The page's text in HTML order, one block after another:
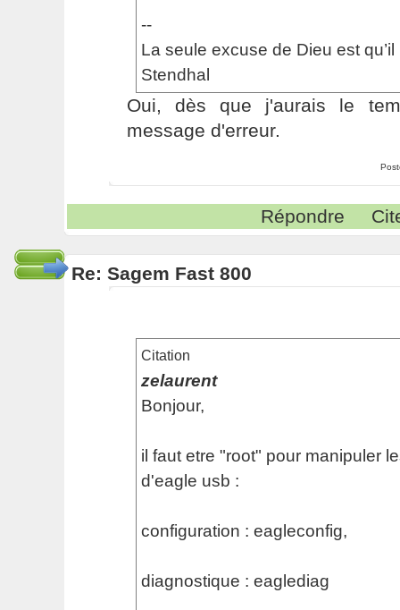
--
La seule excuse de Dieu est qu’il
Stendhal
Oui, dès que j'aurais le
message d'erreur.
Répondre
Re: Sagem Fast 800
Citation
zelaurent
Bonjour,
il faut etre "root" pour manipuler
d'eagle usb :
configuration : eagleconfig,
diagnostique : eaglediag